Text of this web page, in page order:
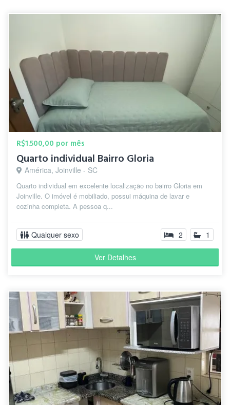
R$1.500,00 por mês
Quarto individual Bairro Gloria
América, Joinville - SC
Quarto individual em excelente localização no bairro Gloria em
Joinville. O imóvel é mobiliado, possui máquina de lavar e
cozinha completa. A pessoa q...
Qualquer sexo 2 1
Ver Detalhes